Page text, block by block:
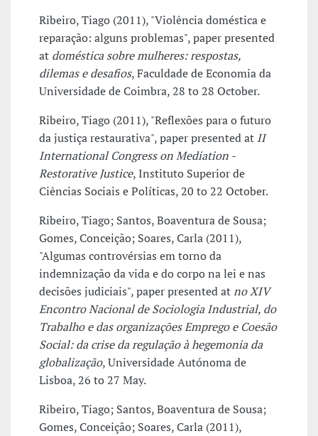
Ribeiro, Tiago (2011), "Violência doméstica e
reparação: alguns problemas", paper presented
at doméstica sobre mulheres: respostas,
dilemas e desafios, Faculdade de Economia da
Universidade de Coimbra, 28 to 28 October.
Ribeiro, Tiago (2011), "Reflexões para o futuro
da justiça restaurativa", paper presented at II
International Congress on Mediation -
Restorative Justice, Instituto Superior de
Ciências Sociais e Políticas, 20 to 22 October.
Ribeiro, Tiago; Santos, Boaventura de Sousa;
Gomes, Conceição; Soares, Carla (2011),
"Algumas controvérsias em torno da
indemnização da vida e do corpo na lei e nas
decisões judiciais", paper presented atno XIV
Encontro Nacional de Sociologia Industrial, do
Trabalho e das organizações Emprego e Coesão
Social: da crise da regulação à hegemonia da
globalização, Universidade Autónoma de
Lisboa, 26 to 27 May.
Ribeiro, Tiago; Santos, Boaventura de Sousa;
Gomes, Conceição; Soares, Carla (2011),